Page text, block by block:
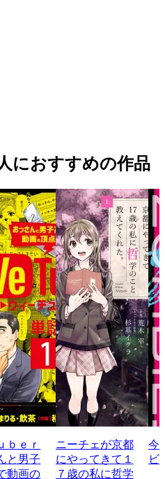
におすすめの作品
ｂｅｒ
と男子
動画の
ニーチェが京都
にやってきて１
７歳の私に哲学
今
ビ